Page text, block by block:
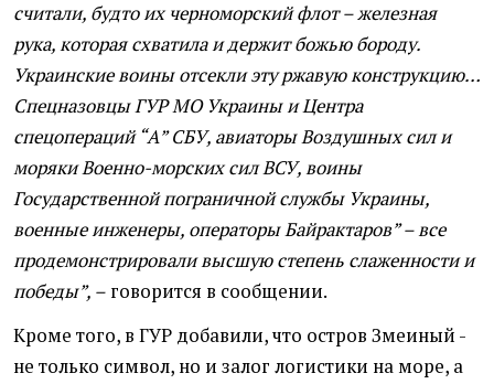
считали, будто их черноморский флот – железная
рука, которая схватила и держит божью бороду.
Украинские воины отсекли эту ржавую конструкцию…
Спецназовцы ГУР МО Украины и Центра
спецопераций “А” СБУ, авиаторы Воздушных сил и
моряки Военно-морских сил ВСУ, воины
Государственной пограничной службы Украины,
военные инженеры, операторы Байрактаров” – все
продемонстрировали высшую степень слаженности и
победы”, – говорится в сообщении.
Кроме того, в ГУР добавили, что остров Змеиный -
не только символ, но и залог логистики на море, а